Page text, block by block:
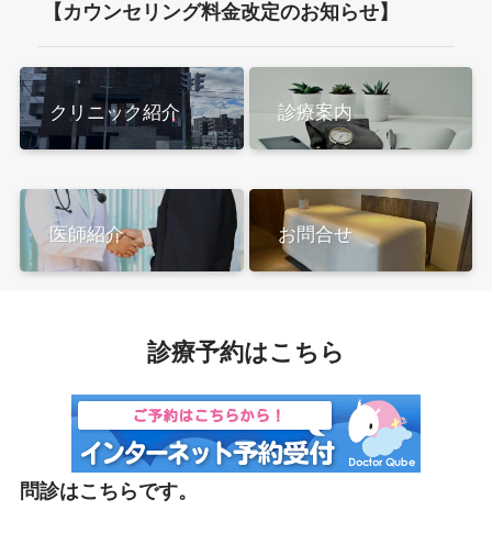
【カウンセリング料金改定のお知らせ】
クリニック紹介 診療案内
医師紹介 お問合せ
診療予約はこちら
問診はこちらです。